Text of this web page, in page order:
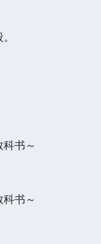
书～
书～